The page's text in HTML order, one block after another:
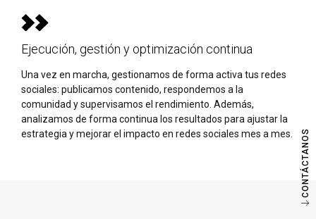
CONTÁCTANOS
Ejecución, gestión y optimización continua
Una vez en marcha, gestionamos de forma activa tus redes
sociales: publicamos contenido, respondemos a la
comunidad y supervisamos el rendimiento. Además,
analizamos de forma continua los resultados para ajustar la
estrategia y mejorar el impacto en redes sociales mes a mes.